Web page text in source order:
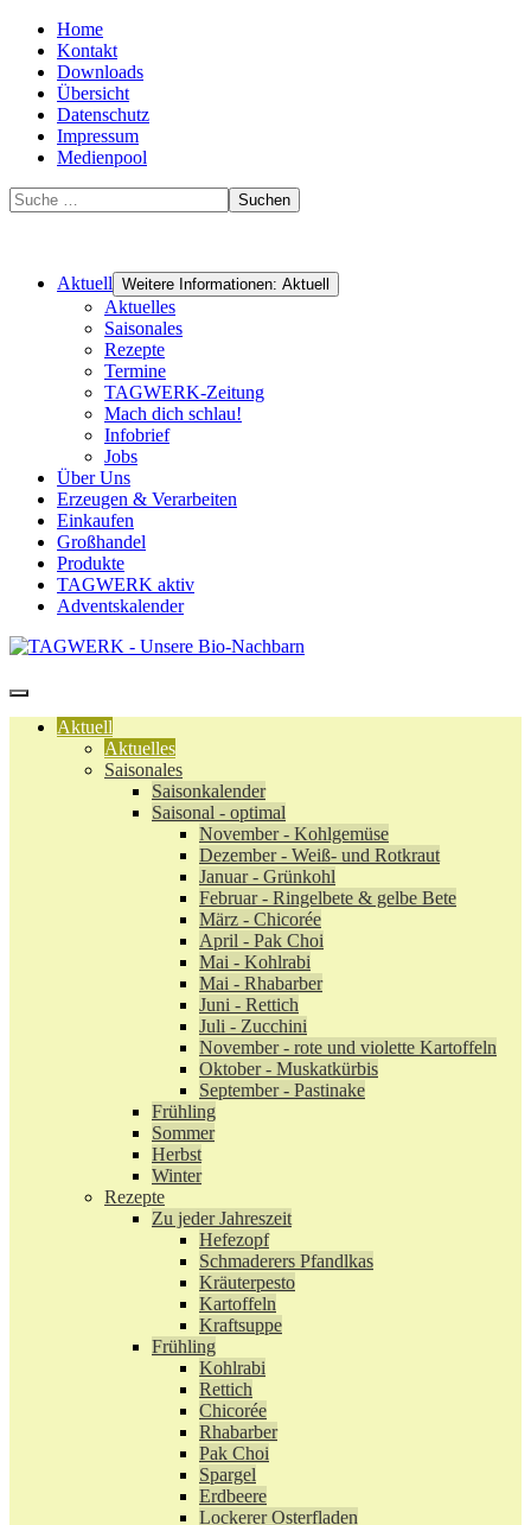
Home
Kontakt
Downloads
Übersicht
Datenschutz
Impressum
Medienpool
Suchen
Aktuell Weitere Informationen: Aktuell
Aktuelles
Saisonales
Rezepte
Termine
TAGWERK-Zeitung
Mach dich schlau!
Infobrief
Jobs
Über Uns
Erzeugen & Verarbeiten
Einkaufen
Großhandel
Produkte
TAGWERK aktiv
Adventskalender
Aktuell
Aktuelles
Saisonales
Saisonkalender
Saisonal - optimal
November - Kohlgemüse
Dezember - Weiß- und Rotkraut
Januar - Grünkohl
Februar - Ringelbete & gelbe Bete
März - Chicorée
April - Pak Choi
Mai - Kohlrabi
Mai - Rhabarber
Juni - Rettich
Juli - Zucchini
November - rote und violette Kartoffeln
Oktober - Muskatkürbis
September - Pastinake
Frühling
Sommer
Herbst
Winter
Rezepte
Zu jeder Jahreszeit
Hefezopf
Schmaderers Pfandlkas
Kräuterpesto
Kartoffeln
Kraftsuppe
Frühling
Kohlrabi
Rettich
Chicorée
Rhabarber
Pak Choi
Spargel
Erdbeere
Lockerer Osterfladen